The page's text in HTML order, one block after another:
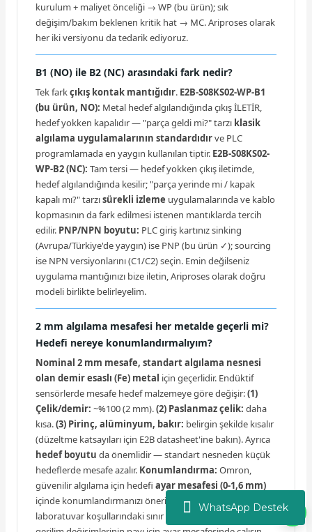
WhatsApp Destek
kurulum + maliyet önceliği → WP (bu ürün); sık
değişim/bakım beklenen kritik hat → MC. Ariproses olarak
her iki versiyonu da tedarik ediyoruz.
B1 (NO) ile B2 (NC) arasındaki fark nedir?
Tek farkçıkış kontak mantığıdır. E2B-S08KS02-WP-B1
(bu ürün, NO): Metal hedef algılandığında çıkış İLETİR,
hedef yokken kapalıdır — "parça geldi mi?" tarzı klasik
algılama uygulamalarının standardıdırve PLC
programlamada en yaygın kullanılan tiptir. E2B-S08KS02-
WP-B2 (NC): Tam tersi — hedef yokken çıkış iletimde,
hedef algılandığında kesilir; "parça yerinde mi / kapak
kapalı mı?" tarzısürekli izleme uygulamalarında ve kablo
kopmasının da fark edilmesi istenen mantıklarda tercih
edilir. PNP/NPN boyutu: PLC giriş kartınız sinking
(Avrupa/Türkiye'de yaygın) ise PNP (bu ürün ✓); sourcing
ise NPN versiyonlarını (C1/C2) seçin. Emin değilseniz
uygulama mantığınızı bize iletin, Ariproses olarak doğru
modeli birlikte belirleyelim.
2 mm algılama mesafesi her metalde geçerli mi?
Hedefi nereye konumlandırmalıyım?
Nominal 2 mm mesafe, standart algılama nesnesi
olan demir esaslı (Fe) metal için geçerlidir. Endüktif
sensörlerde mesafe hedef malzemeye göre değişir:(1)
Çelik/demir: ~%100 (2 mm).(2) Paslanmaz çelik: daha
kısa.(3) Pirinç, alüminyum, bakır: belirgin şekilde kısalır
(düzeltme katsayıları için E2B datasheet'ine bakın). Ayrıca
hedef boyutu da önemlidir — standart nesneden küçük
hedeflerde mesafe azalır. Konumlandırma: Omron,
güvenilir algılama için hedefi ayar mesafesi (0-1,6 mm)
içinde konumlandırmanızı önerir — nominal 2 mm
laboratuvar koşullarındaki sınır değerdir; sıcaklık ve